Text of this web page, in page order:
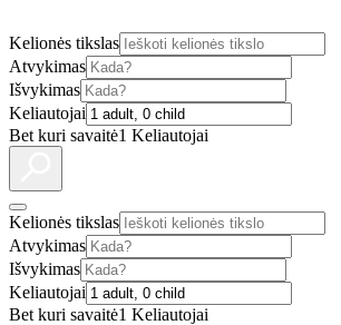
Kelionės tikslas
Atvykimas
Išvykimas
Keliautojai
Bet kuri savaitė1 Keliautojai
Kelionės tikslas
Atvykimas
Išvykimas
Keliautojai
Bet kuri savaitė1 Keliautojai